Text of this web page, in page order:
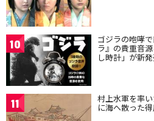
10 ゴジラの咆哮
ラ』の貴重音
し時計」が新
11 村上水軍を率
に海へ散った